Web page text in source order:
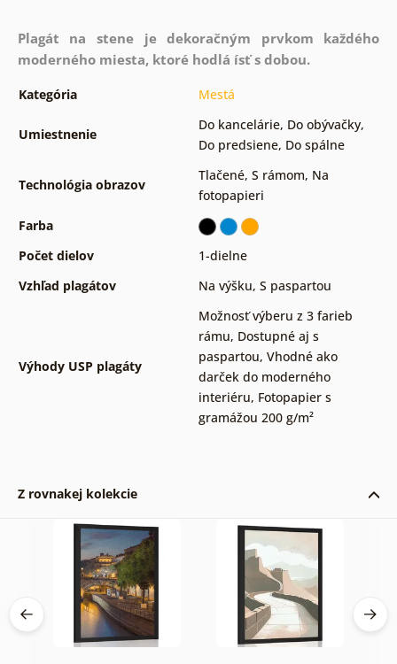
Plagát na stene je dekoračným prvkom každého
moderného miesta, ktoré hodlá ísť s dobou.
Kategória Mestá
Umiestnenie
Do kancelárie, Do obývačky,
Do predsiene, Do spálne
Technológia obrazov
Tlačené, S rámom, Na
fotopapieri
Farba
Počet dielov
1-dielne
Vzhľad plagátov
Na výšku, S paspartou
Výhody USP plagáty
Možnosť výberu z 3 farieb
rámu, Dostupné aj s
paspartou, Vhodné ako
darček do moderného
interiéru, Fotopapier s
gramážou 200 g/m²
Z rovnakej kolekcie